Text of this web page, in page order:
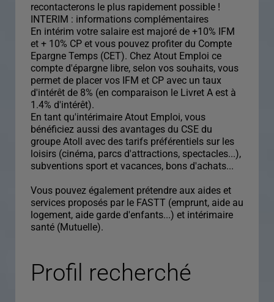
recontacterons le plus rapidement possible !
INTERIM : informations complémentaires
En intérim votre salaire est majoré de +10% IFM
et + 10% CP et vous pouvez profiter du Compte
Epargne Temps (CET). Chez Atout Emploi ce
compte d'épargne libre, selon vos souhaits, vous
permet de placer vos IFM et CP avec un taux
d'intérêt de 8% (en comparaison le Livret A est à
1.4% d'intérêt).
En tant qu'intérimaire Atout Emploi, vous
bénéficiez aussi des avantages du CSE du
groupe Atoll avec des tarifs préférentiels sur les
loisirs (cinéma, parcs d'attractions, spectacles...),
subventions sport et vacances, bons d'achats...
Vous pouvez également prétendre aux aides et
services proposés par le FASTT (emprunt, aide au
logement, aide garde d'enfants...) et intérimaire
santé (Mutuelle).
Profil recherché